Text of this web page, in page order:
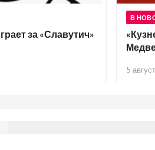
за «Славутич»
В
5